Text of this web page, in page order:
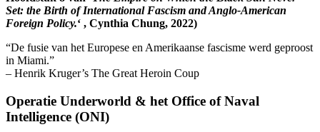
Set: the Birth of International Fascism and Anglo-American
Foreign Policy.‘ , Cynthia Chung, 2022)
“De fusie van het Europese en Amerikaanse fascisme werd geproost
in Miami.”
– Henrik Kruger’s The Great Heroin Coup
Operatie Underworld & het Office of Naval
Intelligence (ONI)